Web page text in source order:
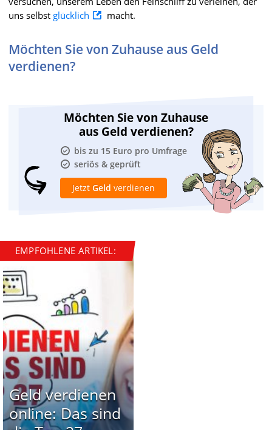
uns selbst glücklich macht.
Möchten Sie von Zuhause aus Geld
verdienen?
Möchten Sie von Zuhause
aus Geld verdienen?
bis zu 15 Euro pro Umfrage
seriös & geprüft
Jetzt Geld verdienen
EMPFOHLENE ARTIKEL:
Geld verdienen
online: Das sind